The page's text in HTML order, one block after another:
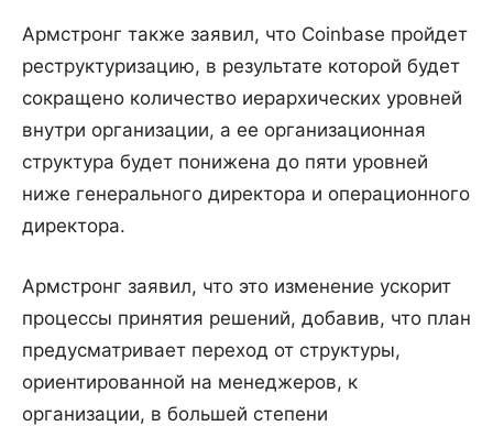
Армстронг также заявил, что Coinbase пройдет
реструктуризацию, в результате которой будет
сокращено количество иерархических уровней
внутри организации, а ее организационная
структура будет понижена до пяти уровней
ниже генерального директора и операционного
директора.
Армстронг заявил, что это изменение ускорит
процессы принятия решений, добавив, что план
предусматривает переход от структуры,
ориентированной на менеджеров, к
организации, в большей степени